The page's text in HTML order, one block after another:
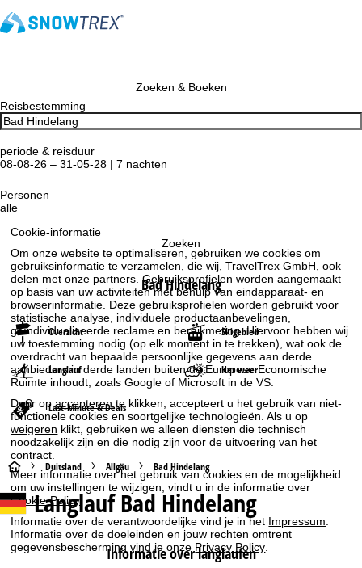
Cookie-informatie
Om onze website te optimaliseren, gebruiken we cookies om
gebruiksinformatie te verzamelen, die wij, TravelTrex GmbH, ook
delen met onze partners. Gebruiksprofielen worden aangemaakt
op basis van uw activiteiten met behulp van eindapparaat- en
browserinformatie. Deze gebruiksprofielen worden gebruikt voor
statistische analyse, individuele productaanbevelingen,
geïndividualiseerde reclame en bereikmeting. Hiervoor hebben wij
uw toestemming nodig (op elk moment in te trekken), wat ook de
overdracht van bepaalde persoonlijke gegevens aan derde
aanbieders in derde landen buiten de Europese Economische
Ruimte inhoudt, zoals Google of Microsoft in de VS.
Door opaccepteren te klikken, accepteert u het gebruik van niet-
functionele cookies en soortgelijke technologieën. Als u op
weigeren klikt, gebruiken we alleen diensten die technisch
noodzakelijk zijn en die nodig zijn voor de uitvoering van het
contract.
Meer informatie over het gebruik van cookies en de mogelijkheid
om uw instellingen te wijzigen, vindt u in de informatie over
Cookie-Policy
Informatie over de verantwoordelijke vind je in het Impressum.
Informatie over de doeleinden en jouw rechten omtrent
gegevensbescherming vind je onze Privacy Policy.
Zoeken & Boeken
Reisbestemming
periode & reisduur
08-08-26 – 31-05-28 | 7 nachten
Personen
alle
Zoeken
Bad Hindelang
Overzicht Skigebied
Langlauf Het weer
Last-Minute & Deals
S
t
a
Duitsland Allgäu Bad Hindelang
Langlauf Bad Hindelang
Informatie over langlaufen